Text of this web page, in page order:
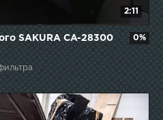
2:11
SAKURA CA-28300
0%